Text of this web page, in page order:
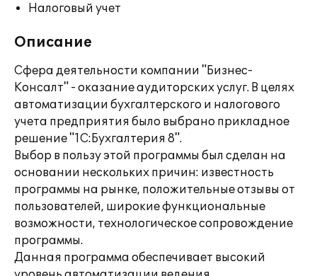
Налоговый учет
Описание
Сфера деятельности компании "Бизнес-
Консалт" - оказание аудиторских услуг. В целях
автоматизации бухгалтерского и налогового
учета предприятия было выбрано прикладное
решение "1С:Бухгалтерия 8".
Выбор в пользу этой программы был сделан на
основании нескольких причин: известность
программы на рынке, положительные отзывы от
пользователей, широкие функциональные
возможности, технологическое сопровождение
программы.
Данная программа обеспечивает высокий